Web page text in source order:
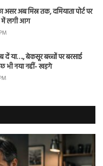
असर अब मिस्र तक, दमियाता पोर्ट पर
में लगी आग
दें या…., बेकसूर बच्चों पर बरसाई
भी नया नहीं- खड़गे